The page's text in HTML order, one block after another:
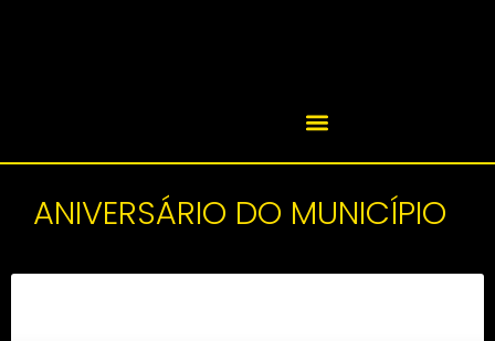
ANIVERSÁRIO DO MUNICÍPIO